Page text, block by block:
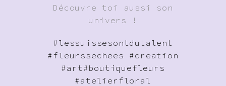
Découvre toi aussi son
univers !
#lessuissesontdutalent
#fleurssechees
#creation
#art #boutiquefleurs
#atelierfloral